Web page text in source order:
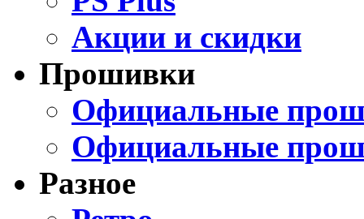
Акции и скидки
Прошивки
Официальные
Официальные
Разное